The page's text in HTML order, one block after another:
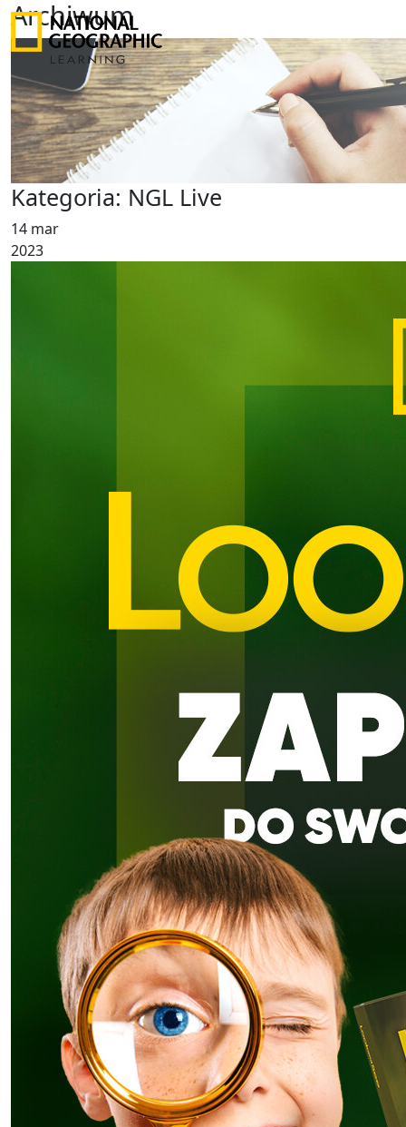
Archiwum
Kategoria: NGL Live
14 mar
2023